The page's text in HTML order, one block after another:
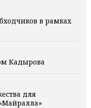
в рамках
Кадырова
для